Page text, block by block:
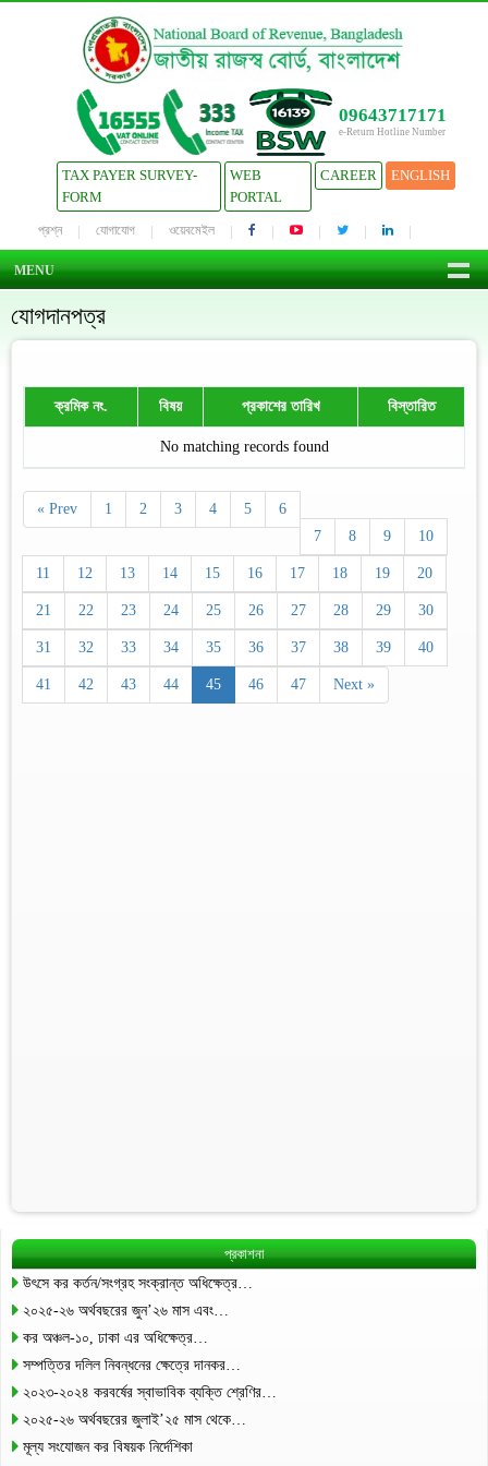
09643717171
e-Return Hotline Number
TAX PAYER SURVEY-
FORM
WEB
PORTAL
CAREER ENGLISH
প্রশ্ন যোগাযোগ ওয়েবমেইল
MENU
যোগদানপত্র
ক্রমিক নং. বিষয় প্রকাশের তারিখ বিস্তারিত
No matching records found
« Prev 1 2 3 4 5
6
7
8 9 10
11 12 13 14 15 16 17 18 19 20
21 22 23 24 25 26 27 28 29 30
31 32 33 34 35 36 37 38 39 40
41 42 43 44 45 46 47 Next »
প্রকাশনা
উৎসে কর কর্তন/সংগ্রহ সংক্রান্ত অধিক্ষেত্র…
২০২৫-২৬ অর্থবছরের জুন’২৬ মাস এবং…
কর অঞ্চল-১০, ঢাকা এর অধিক্ষেত্র…
সম্পত্তির দলিল নিবন্ধনের ক্ষেত্রে দানকর…
২০২৩-২০২৪ করবর্ষের স্বাভাবিক ব্যক্তি শ্রেণির…
২০২৫-২৬ অর্থবছরের জুলাই’২৫ মাস থেকে…
মূল্য সংযোজন কর বিষয়ক নির্দেশিকা